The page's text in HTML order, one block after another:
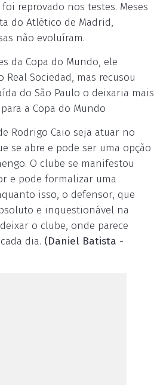
reprovado nos testes. Meses
do Atlético de Madrid,
não evoluíram.
da Copa do Mundo, ele
Sociedad, mas recusou
do São Paulo o deixaria mais
a Copa do Mundo
Rodrigo Caio seja atuar no
se abre e pode ser uma opção
O clube se manifestou
e pode formalizar uma
isso, o defensor, que
e inquestionável na
o clube, onde parece
dia. (Daniel Batista -